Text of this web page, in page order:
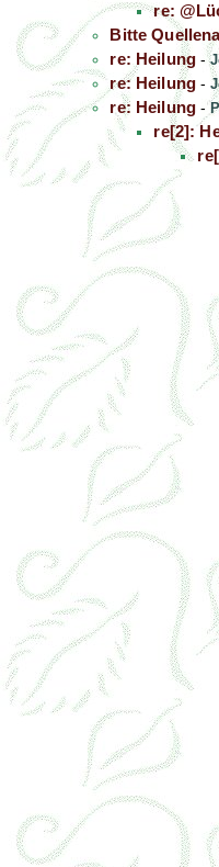
re:
Bitte
re: Heilung -
re: Heilung -
re: Heilung -
re[2]: